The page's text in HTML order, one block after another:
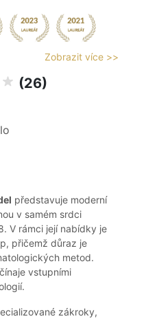
Zobrazit více >>
(26)
představuje moderní
v samém srdci
V rámci její nabídky je
přičemž důraz je
metod.
vstupními
zákroky,